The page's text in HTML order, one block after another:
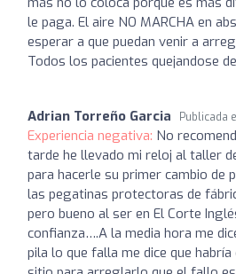
le paga. El aire NO MARCHA en
esperar a que puedan venir a
Todos los pacientes quejandose
Adrian Torreño Garcia Publicada
Experiencia negativa: No
tarde he llevado mi reloj al taller
para hacerle su primer cambio de
las pegatinas protectoras de
pero bueno al ser en El Corte
confianza….A la media hora me
pila lo que falla me dice que